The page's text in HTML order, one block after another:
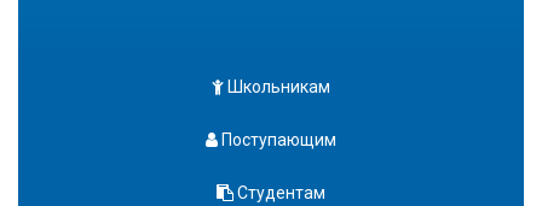
Школьникам
Поступающим
Студентам